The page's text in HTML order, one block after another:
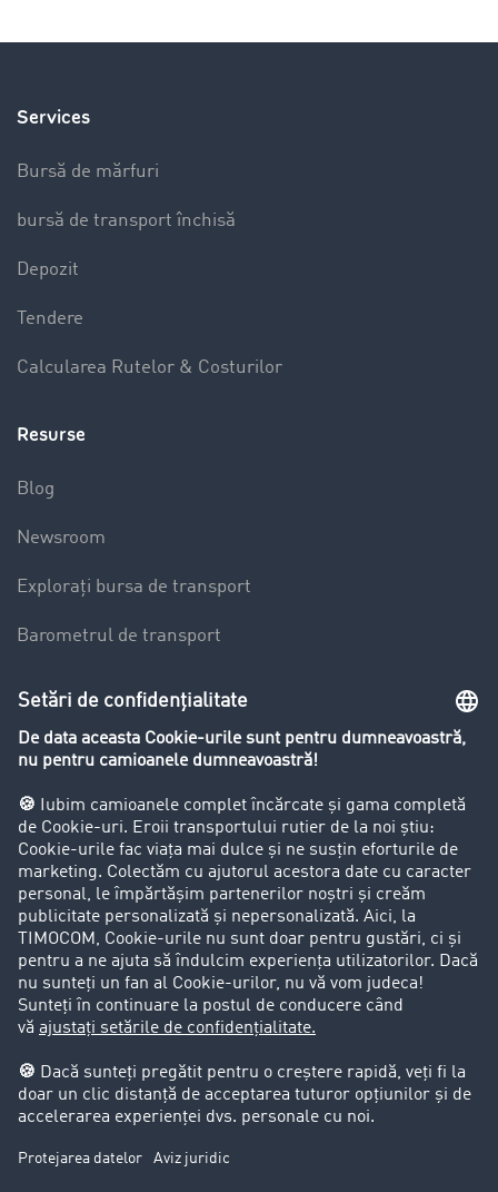
Services
Bursă de mărfuri
bursă de transport închisă
Depozit
Tendere
Calcularea Rutelor & Costurilor
Resurse
Blog
Newsroom
Explorați bursa de transport
Barometrul de transport
Restricții de circulație pentru autocamioane
Firma
Success Stories
Clienții aduc clienți
Aspecte legale
Impressum
Protecția datelor
Cookie-Einstellungen